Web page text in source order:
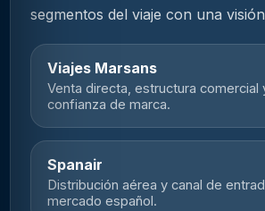
segmentos del viaje con una
Viajes Marsans
Venta directa, estructura comercial
confianza de marca.
Spanair
Distribución aérea y canal de
mercado español.